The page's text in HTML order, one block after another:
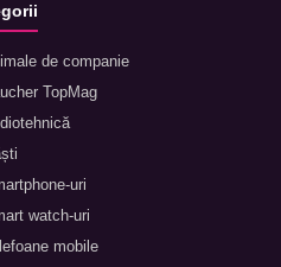
de companie
TopMag
uri
watch-uri
mobile